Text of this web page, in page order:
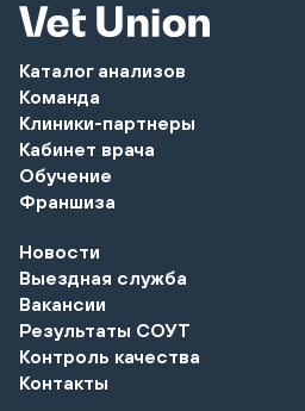
Каталог анализов
Команда
Клиники-партнеры
Кабинет врача
Обучение
Франшиза
Новости
Выездная служба
Вакансии
Результаты СОУТ
Контроль качества
Контакты